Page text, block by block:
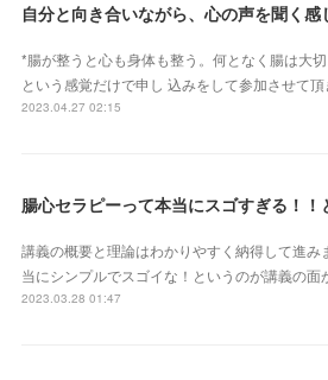
*腸が整うと心も身体も整う。何となく腸は大
という感覚だけで申し 込みをして参加させて
2023.04.27 02:15
講義の概要と理論はわかりやすく納得して進
当にシンプルでスゴイな！というのが講義の面
2023.03.28 01:47